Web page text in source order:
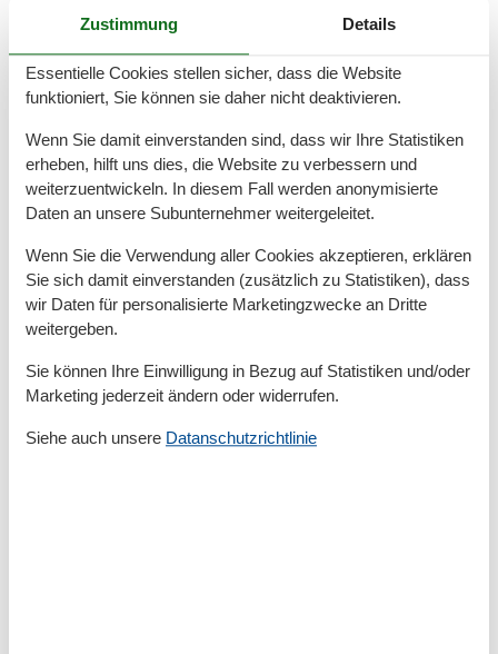
Zur Bushaltestelle
Zur Tourist-Information
Grundeinrichtungen
Jahr renoviert
2019
Kinder einrichtungen
Familienfreundlich
Serviceeinrichtungen
Allergikerger. (tierfrei)
Backofen
Bügelbrett
Doppelbett
Dusche/WC
Ebenerdig
Gefriermöglichkeit
Zustimmung Details
Essentielle Cookies stellen sicher, dass die Website
funktioniert, Sie können sie daher nicht deaktivieren.
Wenn Sie damit einverstanden sind, dass wir Ihre Statistiken
erheben, hilft uns dies, die Website zu verbessern und
weiterzuentwickeln. In diesem Fall werden anonymisierte
Daten an unsere Subunternehmer weitergeleitet.
Wenn Sie die Verwendung aller Cookies akzeptieren, erklären
Sie sich damit einverstanden (zusätzlich zu Statistiken), dass
wir Daten für personalisierte Marketingzwecke an Dritte
weitergeben.
Sie können Ihre Einwilligung in Bezug auf Statistiken und/oder
Marketing jederzeit ändern oder widerrufen.
Siehe auch unsere Datanschutzrichtlinie